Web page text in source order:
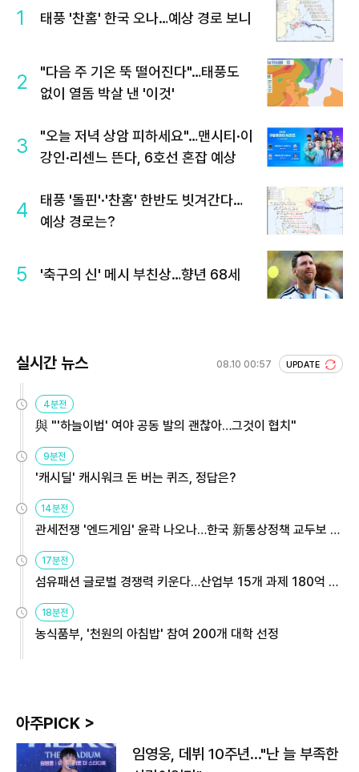
1 태풍 '찬홈' 한국 오나…예상 경로 보니
2
"다음 주 기온 뚝 떨어진다"…태풍도
없이 열돔 박살 낸 '이것'
3
"오늘 저녁 상암 피하세요"…맨시티·이
강인·리센느 뜬다, 6호선 혼잡 예상
4
태풍 '돌핀'·'찬홈' 한반도 빗겨간다…
예상 경로는?
5 '축구의 신' 메시 부친상…향년 68세
실시간 뉴스 08.10 00:57 UPDATE
4분전
與 "'하늘이법' 여야 공동 발의 괜찮아…그것이 협치"
9분전
'캐시딜' 캐시워크 돈 버는 퀴즈, 정답은?
14분전
관세전쟁 '엔드게임' 윤곽 나오나…한국 新통상정책 교두보 활
17분전
섬유패션 글로벌 경쟁력 키운다…산업부 15개 과제 180억 지
18분전
농식품부, '천원의 아침밥' 참여 200개 대학 선정
아주PICK >
임영웅, 데뷔 10주년…"난 늘 부족한